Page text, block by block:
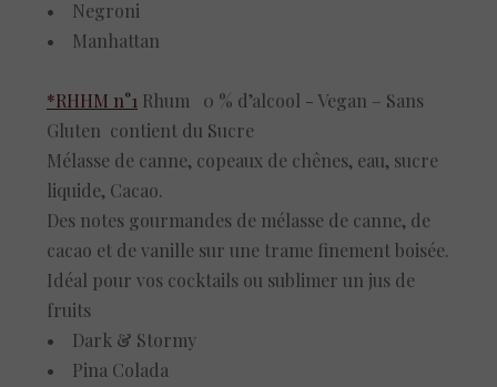
• Negroni
• Manhattan
*RHHM n°1 Rhum
0 % d’alcool - Vegan – Sans
Gluten contient du Sucre
Mélasse de canne, copeaux de chênes, eau, sucre
liquide, Cacao.
Des notes gourmandes de mélasse de canne, de
cacao et de vanille sur une trame finement boisée.
Idéal pour vos cocktails ou sublimer un jus de
fruits
• Dark & Stormy
• Pina Colada